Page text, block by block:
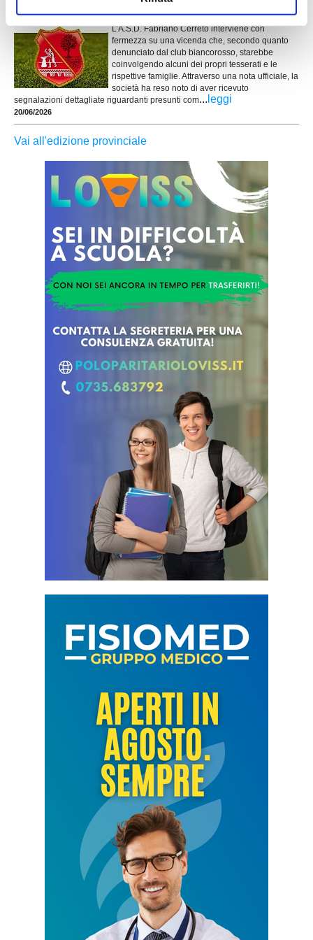
L’A.S.D. Fabriano Cerreto interviene con
fermezza su una vicenda che, secondo quanto
denunciato dal club biancorosso, starebbe
coinvolgendo alcuni dei propri tesserati e le
rispettive famiglie. Attraverso una nota ufficiale, la
società ha reso noto di aver ricevuto
segnalazioni dettagliate riguardanti presunti com... leggi
20/06/2026
Vai all'edizione provinciale